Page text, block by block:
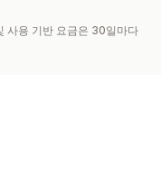
사용 기반 요금은 30일마다